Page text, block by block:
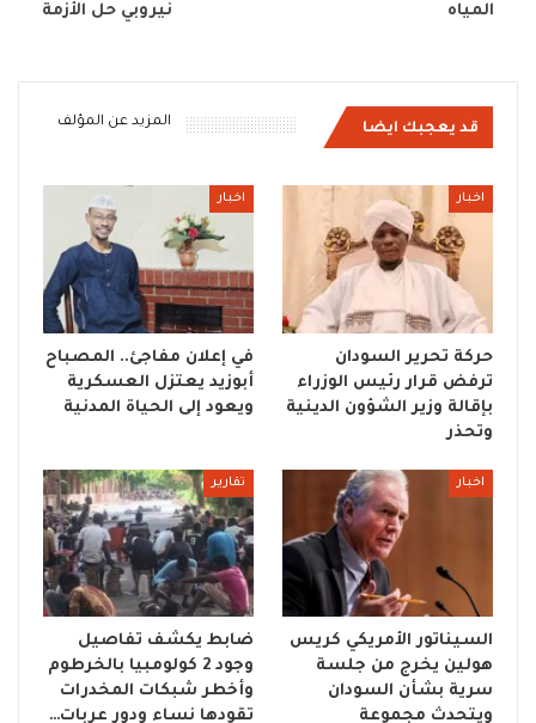
المياه
نيروبي حل الأزمة
قد يعجبك ايضا المزيد عن المؤلف
اخبار
حركة تحرير السودان
ترفض قرار رئيس الوزراء
بإقالة وزير الشؤون الدينية
وتحذر
اخبار
في إعلان مفاجئ.. المصباح
أبوزيد يعتزل العسكرية
ويعود إلى الحياة المدنية
اخبار
السيناتور الأمريكي كريس
هولين يخرج من جلسة
سرية بشأن السودان
ويتحدث مجموعة
تقارير
ضابط يكشف تفاصيل
وجود 2 كولومبيا بالخرطوم
وأخطر شبكات المخدرات
تقودها نساء ودور عربات…